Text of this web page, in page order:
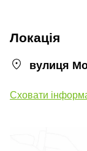
Локація
вулиця
Сховати